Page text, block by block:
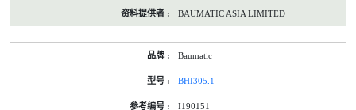
BAUMATIC ASIA LIMITED
Baumatic
BHI305.1
I190151